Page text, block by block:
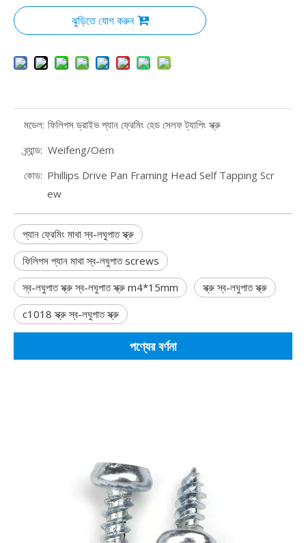
ঝুড়িতে যোগ করুন
মডেল: ফিলিপস ড্রাইভ প্যান ফ্রেমিং হেড সেলফ ট্যাপিং স্ক্রু
ব্র্যান্ড: Weifeng/Oem
কোড: Phillips Drive Pan Framing Head Self Tapping Scr
ew
প্যান ফ্রেমিং মাথা স্ব-লঘুপাত স্ক্রু
ফিলিপস প্যান মাথা স্ব-লঘুপাত screws
স্ব-লঘুপাত স্ক্রু স্ব-লঘুপাত স্ক্রু m4*15mm
স্ক্রু স্ব-লঘুপাত স্ক্রু
c1018 স্ক্রু স্ব-লঘুপাত স্ক্রু
পণ্যের বর্ণনা